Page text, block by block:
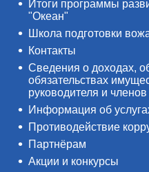
Итоги программы
"Океан"
Школа подготовки
Контакты
Сведения о доходах,
обязательствах
руководителя и
Информация об
Противодействие
Партнёрам
Акции и конкурсы